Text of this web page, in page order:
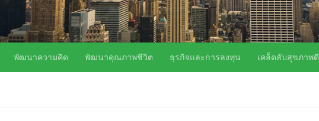
พัฒนาความคิด พัฒนาคุณภาพชีวิต ธุรกิจและการลงทุน เคล็ดลับสุขภาพดี